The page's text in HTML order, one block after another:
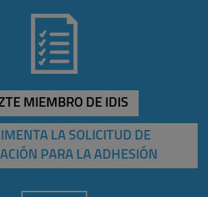
MIEMBRO DE IDIS
LA SOLICITUD DE
PARA LA ADHESIÓN